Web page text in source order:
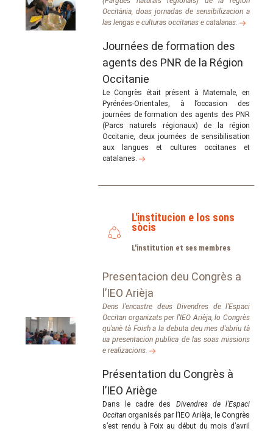
Occitània, doas jornadas de sensibilizacion a
las lengas e culturas occitanas e catalanas.
Journées de formation des
agents des PNR de la Région
Occitanie
Le Congrès était présent à Matemale, en
Pyrénées-Orientales, à l’occasion des
journées de formation des agents des PNR
(Parcs naturels régionaux) de la région
Occitanie, deux journées de sensibilisation
aux langues et cultures occitanes et
catalanes.
L'institucion e los sons
sòcis
L'institution et ses membres
Presentacion deu Congrès a
l’IEO Arièja
Dens l'encastre deus Divendres de l'Espaci
Occitan organizats per l'IEO Arièja, lo Congrès
qu'anè tà Foish a la debuta deu mes d'abriu tà
ua presentacion publica de las soas missions
e realizacions.
Présentation du Congrès à
l’IEO Ariège
Dans le cadre des Divendres de l’Espaci
Occitan organisés par l’IEO Arièja, le Congrès
s’est rendu à Foix au début du mois d’avril